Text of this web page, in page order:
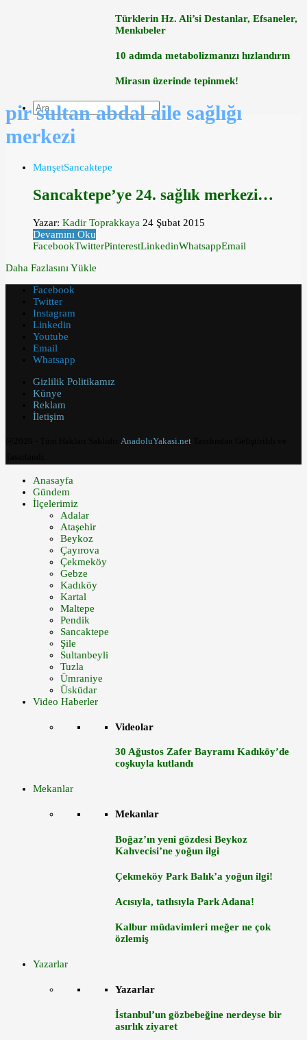
Türklerin Hz. Ali’si Destanlar, Efsaneler,
Menkıbeler
10 adımda metabolizmanızı hızlandırın
Mirasın üzerinde tepinmek!
pir sultan abdal aile sağlığı
merkezi
ManşetSancaktepe
Sancaktepe’ye 24. sağlık merkezi…
Yazar: Kadir Toprakkaya 24 Şubat 2015
Devamını Oku
FacebookTwitterPinterestLinkedinWhatsappEmail
Daha Fazlasını Yükle
Facebook
Twitter
Instagram
Linkedin
Youtube
Email
Whatsapp
Gizlilik Politikamız
Künye
Reklam
İletişim
AnadoluYakasi.net
Anasayfa
Gündem
İlçelerimiz
Adalar
Ataşehir
Beykoz
Çayırova
Çekmeköy
Gebze
Kadıköy
Kartal
Maltepe
Pendik
Sancaktepe
Şile
Sultanbeyli
Tuzla
Ümraniye
Üsküdar
Video Haberler
Videolar
30 Ağustos Zafer Bayramı Kadıköy’de
coşkuyla kutlandı
Mekanlar
Mekanlar
Boğaz’ın yeni gözdesi Beykoz
Kahvecisi’ne yoğun ilgi
Çekmeköy Park Balık’a yoğun ilgi!
Acısıyla, tatlısıyla Park Adana!
Kalbur müdavimleri meğer ne çok
özlemiş
Yazarlar
Yazarlar
İstanbul’un gözbebeğine nerdeyse bir
asırlık ziyaret